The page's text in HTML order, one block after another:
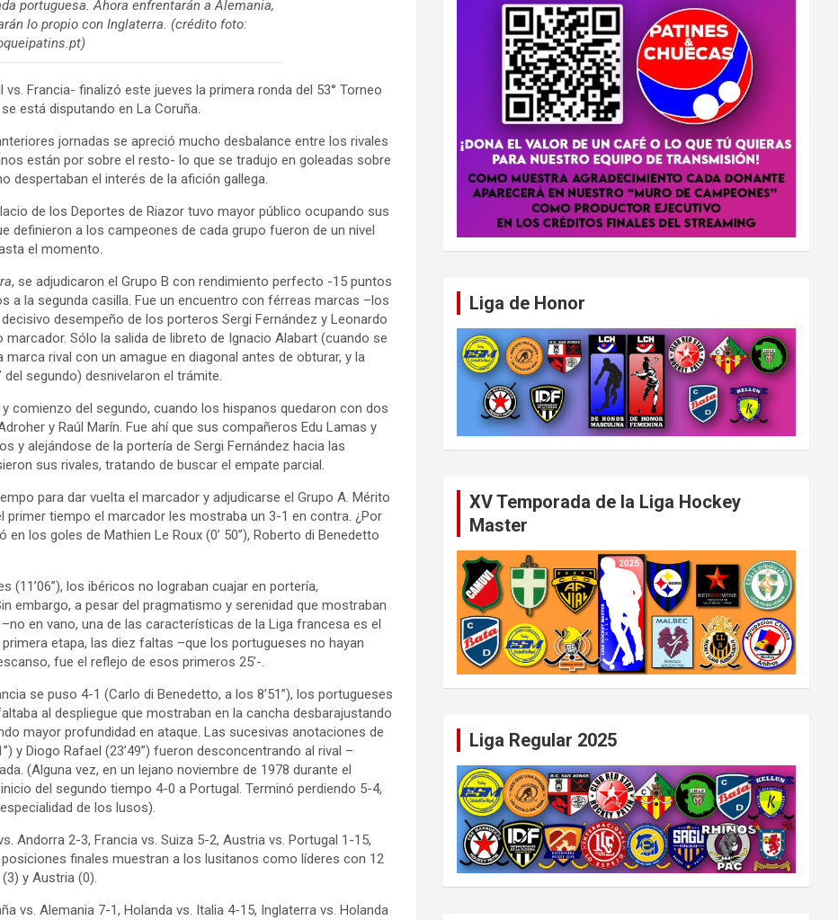
portuguesa. Ahora enfrentarán a Alemania,
lo propio con Inglaterra. (crédito foto:
Francia- finalizó este jueves la primera ronda del 53° Torneo
está disputando en La Coruña.
jornadas se apreció mucho desbalance entre los rivales
están por sobre el resto- lo que se tradujo en goleadas sobre
despertaban el interés de la afición gallega.
de los Deportes de Riazor tuvo mayor público ocupando sus
definieron a los campeones de cada grupo fueron de un nivel
el momento.
, se adjudicaron el Grupo B con rendimiento perfecto -15 puntos
a la segunda casilla. Fue un encuentro con férreas marcas –los
desempeño de los porteros Sergi Fernández y Leonardo
Sólo la salida de libreto de Ignacio Alabart (cuando se
rival con un amague en diagonal antes de obturar, y la
segundo) desnivelaron el trámite.
comienzo del segundo, cuando los hispanos quedaron con dos
y Raúl Marín. Fue ahí que sus compañeros Edu Lamas y
y alejándose de la portería de Sergi Fernández hacia las
sus rivales, tratando de buscar el empate parcial.
para dar vuelta el marcador y adjudicarse el Grupo A. Mérito
primer tiempo el marcador les mostraba un 3-1 en contra. ¿Por
los goles de Mathien Le Roux (0’ 50”), Roberto di Benedetto
los ibéricos no lograban cuajar en portería,
embargo, a pesar del pragmatismo y serenidad que mostraban
en vano, una de las características de la Liga francesa es el
etapa, las diez faltas –que los portugueses no hayan
fue el reflejo de esos primeros 25’-.
se puso 4-1 (Carlo di Benedetto, a los 8’51”), los portugueses
al despliegue que mostraban en la cancha desbarajustando
mayor profundidad en ataque. Las sucesivas anotaciones de
y Diogo Rafael (23’49”) fueron desconcentrando al rival –
(Alguna vez, en un lejano noviembre de 1978 durante el
del segundo tiempo 4-0 a Portugal. Terminó perdiendo 5-4,
de los lusos).
Andorra 2-3, Francia vs. Suiza 5-2, Austria vs. Portugal 1-15,
finales muestran a los lusitanos como líderes con 12
y Austria (0).
vs. Alemania 7-1, Holanda vs. Italia 4-15, Inglaterra vs. Holanda
Liga de Honor
XV Temporada de la Liga Hockey
Master
Liga Regular 2025